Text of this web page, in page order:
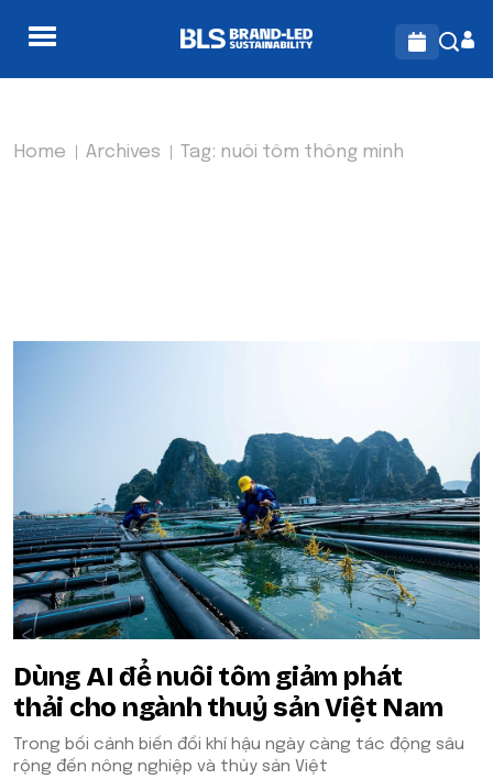
Home Archives Tag: nuôi tôm thông minh
Dùng AI để nuôi tôm giảm phát
thải cho ngành thuỷ sản Việt Nam
Trong bối cảnh biến đổi khí hậu ngày càng tác động sâu
rộng đến nông nghiệp và thủy sản Việt